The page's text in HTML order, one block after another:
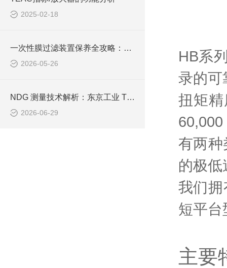
2025-02-18
一次性膜过滤装置保养全攻略：简单几步，让设备稳定又耐用！
2026-05-26
NDG 测量技术解析：东京工业 TTi 齿轮测量中心高精度检测底层逻辑
2026-06-29
HB系
录的可
扭矩
有两种
的极低
我们
短平台
主要